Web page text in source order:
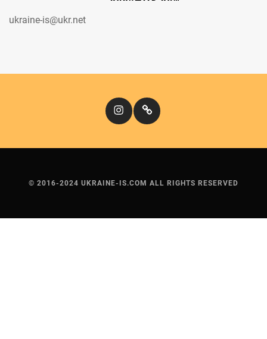
ukraine-is@ukr.net
InstagramКіномандри
© 2016-2024 UKRAINE-IS.COM ALL RIGHTS RESERVED